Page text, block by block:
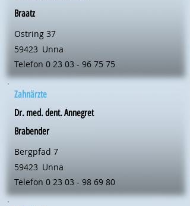
Braatz
Ostring 37
59423 Unna
Telefon 0 23 03 - 96 75 75
Zahnärzte
Dr. med. dent. Annegret
Brabender
Bergpfad 7
59423 Unna
Telefon 0 23 03 - 98 69 80